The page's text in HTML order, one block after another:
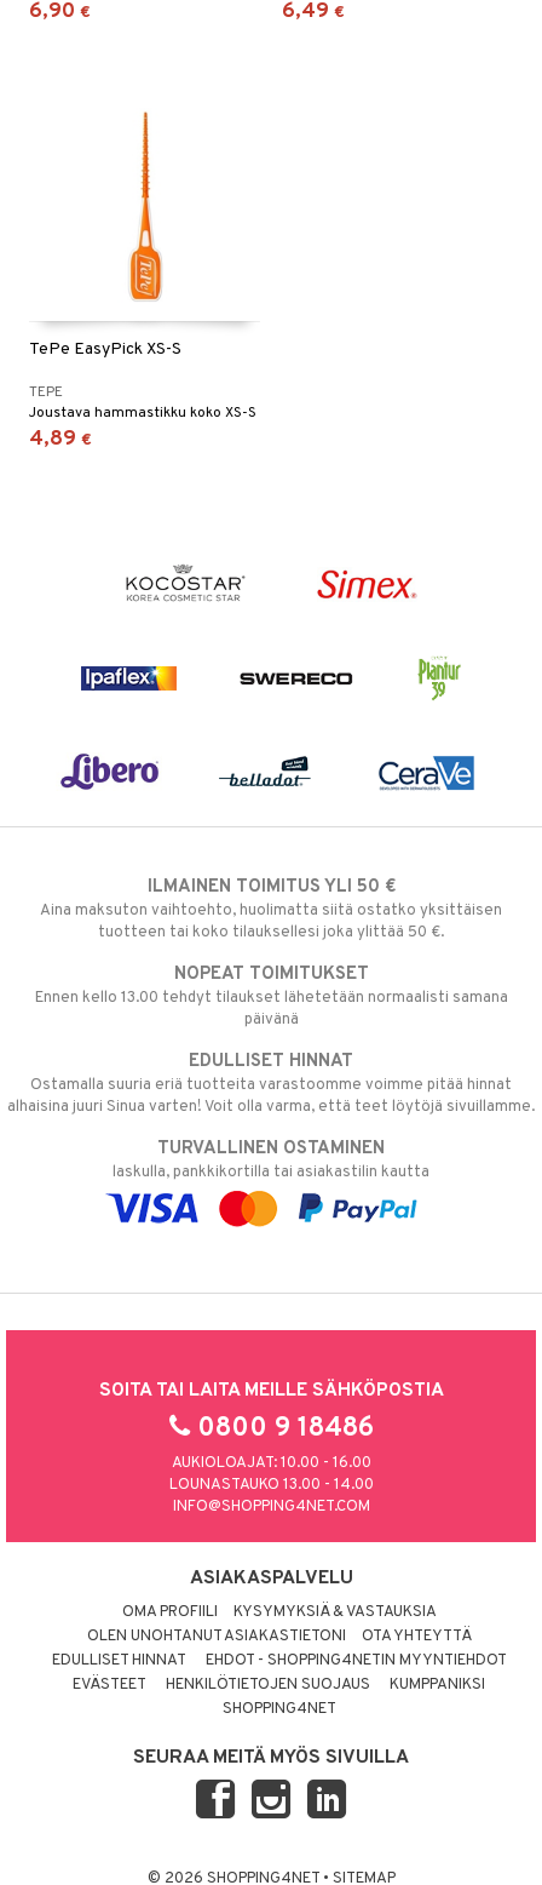
6,90 € 6,49 €
TePe EasyPick XS-S
TEPE
Joustava hammastikku koko XS-S
4,89 €
ILMAINEN TOIMITUS YLI 50 €
Aina maksuton vaihtoehto, huolimatta siitä ostatko yksittäisen
tuotteen tai koko tilauksellesi joka ylittää 50 €.
NOPEAT TOIMITUKSET
Ennen kello 13.00 tehdyt tilaukset lähetetään normaalisti samana
päivänä
EDULLISET HINNAT
Ostamalla suuria eriä tuotteita varastoomme voimme pitää hinnat
alhaisina juuri Sinua varten! Voit olla varma, että teet löytöjä sivuillamme.
TURVALLINEN OSTAMINEN
laskulla, pankkikortilla tai asiakastilin kautta
SOITA TAI LAITA MEILLE SÄHKÖPOSTIA
0800 9 18486
AUKIOLOAJAT: 10.00 - 16.00
LOUNASTAUKO 13.00 - 14.00
INFO@SHOPPING4NET.COM
ASIAKASPALVELU
OMA PROFIILI
KYSYMYKSIÄ & VASTAUKSIA
OLEN UNOHTANUT ASIAKASTIETONI
OTA YHTEYTTÄ
EDULLISET HINNAT
EHDOT - SHOPPING4NETIN MYYNTIEHDOT
EVÄSTEET
HENKILÖTIETOJEN SUOJAUS
KUMPPANIKSI
SHOPPING4NET
SEURAA MEITÄ MYÖS SIVUILLA
© 2026 SHOPPING4NET • SITEMAP